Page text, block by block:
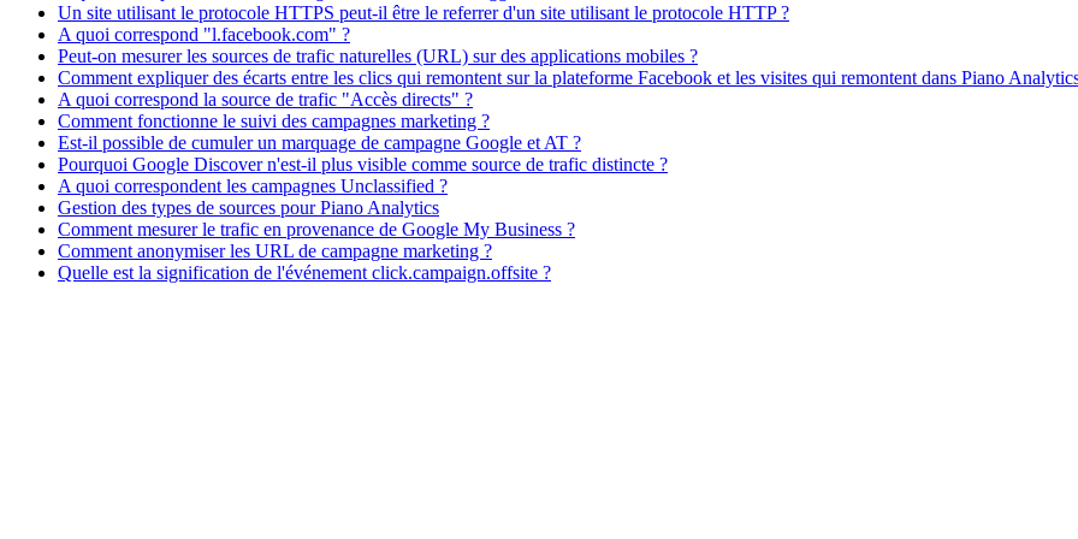
Un site utilisant le protocole HTTPS peut-il être le referrer d'un site utilisant le protocole HTTP ?
A quoi correspond "l.facebook.com" ?
Peut-on mesurer les sources de trafic naturelles (URL) sur des applications mobiles ?
Comment expliquer des écarts entre les clics qui remontent sur la plateforme Facebook et les visites qui remontent dans Piano
A quoi correspond la source de trafic "Accès directs" ?
Comment fonctionne le suivi des campagnes marketing ?
Est-il possible de cumuler un marquage de campagne Google et AT ?
Pourquoi Google Discover n'est-il plus visible comme source de trafic distincte ?
A quoi correspondent les campagnes Unclassified ?
Gestion des types de sources pour Piano Analytics
Comment mesurer le trafic en provenance de Google My Business ?
Comment anonymiser les URL de campagne marketing ?
Quelle est la signification de l'événement click.campaign.offsite ?